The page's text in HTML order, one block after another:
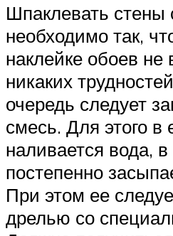
Шпаклевать стены
необходимо так,
наклейке обоев не
никаких
очередь следует
смесь. Для этого в
наливается вода,
постепенно
При этом ее
дрелью со